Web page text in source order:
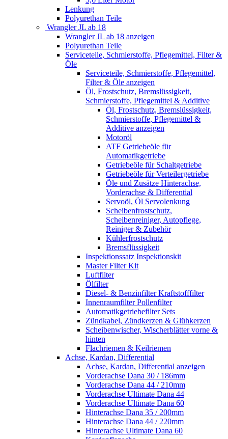
Lenkung
Polyurethan Teile
Wrangler JL ab 18
Wrangler JL ab 18 anzeigen
Polyurethan Teile
Serviceteile, Schmierstoffe, Pflegemittel, Filter &
Öle
Serviceteile, Schmierstoffe, Pflegemittel,
Filter & Öle anzeigen
Öl, Frostschutz, Bremslüssigkeit,
Schmierstoffe, Pflegemittel & Additive
Öl, Frostschutz, Bremslüssigkeit,
Schmierstoffe, Pflegemittel &
Additive anzeigen
Motoröl
ATF Getriebeöle für
Automatikgetriebe
Getriebeöle für Schaltgetriebe
Getriebeöle für Verteilergetriebe
Öle und Zusätze Hinterachse,
Vorderachse & Differential
Servoöl, Öl Servolenkung
Scheibenfrostschutz,
Scheibenreiniger, Autopflege,
Reiniger & Zubehör
Kühlerfrostschutz
Bremsflüssigkeit
Inspektionssatz Inspektionskit
Master Filter Kit
Luftfilter
Ölfilter
Diesel- & Benzinfilter Kraftstofffilter
Innenraumfilter Pollenfilter
Automatikgetriebefilter Sets
Zündkabel, Zündkerzen & Glühkerzen
Scheibenwischer, Wischerblätter vorne &
hinten
Flachriemen & Keilriemen
Achse, Kardan, Differential
Achse, Kardan, Differential anzeigen
Vorderachse Dana 30 / 186mm
Vorderachse Dana 44 / 210mm
Vorderachse Ultimate Dana 44
Vorderachse Ultimate Dana 60
Hinterachse Dana 35 / 200mm
Hinterachse Dana 44 / 220mm
Hinterachse Ultimate Dana 60